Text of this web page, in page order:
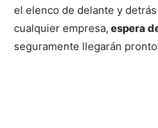
el elenco de delante y
cualquier empresa, espera
seguramente llegarán